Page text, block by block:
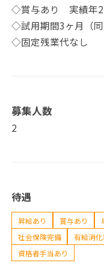
◇賞与あり 実績年2
◇試用期間3ヶ月（同
◇固定残業代なし
募集人数
2
待遇
昇給あり 賞与あり
社会保険完備
有給消
資格者手当あり